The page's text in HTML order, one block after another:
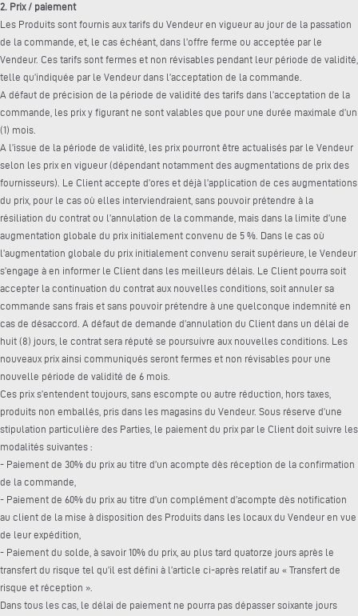
2. Prix / paiement
Les Produits sont fournis aux tarifs du Vendeur en vigueur au jour de la passation
de la commande, et, le cas échéant, dans l’offre ferme ou acceptée par le
Vendeur. Ces tarifs sont fermes et non révisables pendant leur période de validité,
telle qu’indiquée par le Vendeur dans l’acceptation de la commande.
A défaut de précision de la période de validité des tarifs dans l’acceptation de la
commande, les prix y figurant ne sont valables que pour une durée maximale d’un
(1) mois.
A l’issue de la période de validité, les prix pourront être actualisés par le Vendeur
selon les prix en vigueur (dépendant notamment des augmentations de prix des
fournisseurs). Le Client accepte d’ores et déjà l’application de ces augmentations
du prix, pour le cas où elles interviendraient, sans pouvoir prétendre à la
résiliation du contrat ou l’annulation de la commande, mais dans la limite d’une
augmentation globale du prix initialement convenu de 5 %. Dans le cas où
l’augmentation globale du prix initialement convenu serait supérieure, le Vendeur
s’engage à en informer le Client dans les meilleurs délais. Le Client pourra soit
accepter la continuation du contrat aux nouvelles conditions, soit annuler sa
commande sans frais et sans pouvoir prétendre à une quelconque indemnité en
cas de désaccord. A défaut de demande d’annulation du Client dans un délai de
huit (8) jours, le contrat sera réputé se poursuivre aux nouvelles conditions. Les
nouveaux prix ainsi communiqués seront fermes et non révisables pour une
nouvelle période de validité de 6 mois.
Ces prix s’entendent toujours, sans escompte ou autre réduction, hors taxes,
produits non emballés, pris dans les magasins du Vendeur. Sous réserve d’une
stipulation particulière des Parties, le paiement du prix par le Client doit suivre les
modalités suivantes :
- Paiement de 30% du prix au titre d’un acompte dès réception de la confirmation
de la commande,
- Paiement de 60% du prix au titre d’un complément d’acompte dès notification
au client de la mise à disposition des Produits dans les locaux du Vendeur en vue
de leur expédition,
- Paiement du solde, à savoir 10% du prix, au plus tard quatorze jours après le
transfert du risque tel qu’il est défini à l’article ci-après relatif au « Transfert de
risque et réception ».
Dans tous les cas, le délai de paiement ne pourra pas dépasser soixante jours